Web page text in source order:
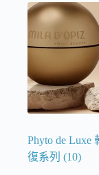
Phyto de Luxe
復系列 (10)